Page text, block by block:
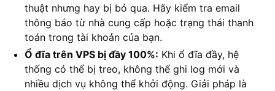
thuật nhưng hay bị bỏ qua. Hãy kiểm tra email
thông báo từ nhà cung cấp hoặc trạng thái thanh
toán trong tài khoản của bạn.
Ổ đĩa trên VPS bị đầy 100%: Khi ổ đĩa đầy, hệ
thống có thể bị treo, không thể ghi log mới và
nhiều dịch vụ không thể khởi động. Giải pháp là